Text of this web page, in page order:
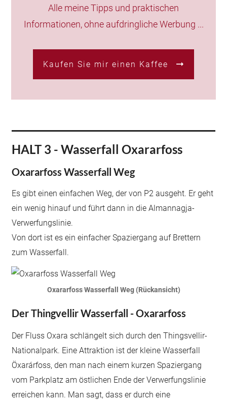
Alle meine Tipps und praktischen
Informationen, ohne aufdringliche Werbung ...
Kaufen Sie mir einen Kaffee
HALT 3 - Wasserfall Oxararfoss
Oxararfoss Wasserfall Weg
Es gibt einen einfachen Weg, der von P2 ausgeht. Er geht
ein wenig hinauf und führt dann in die Almannagja-
Verwerfungslinie.
Von dort ist es ein einfacher Spaziergang auf Brettern
zum Wasserfall.
Oxararfoss Wasserfall Weg (Rückansicht)
Der Thingvellir Wasserfall - Oxararfoss
Der Fluss Oxara schlängelt sich durch den Thingsvellir-
Nationalpark. Eine Attraktion ist der kleine Wasserfall
Öxarárfoss, den man nach einem kurzen Spaziergang
vom Parkplatz am östlichen Ende der Verwerfungslinie
erreichen kann. Man sagt, dass er durch eine